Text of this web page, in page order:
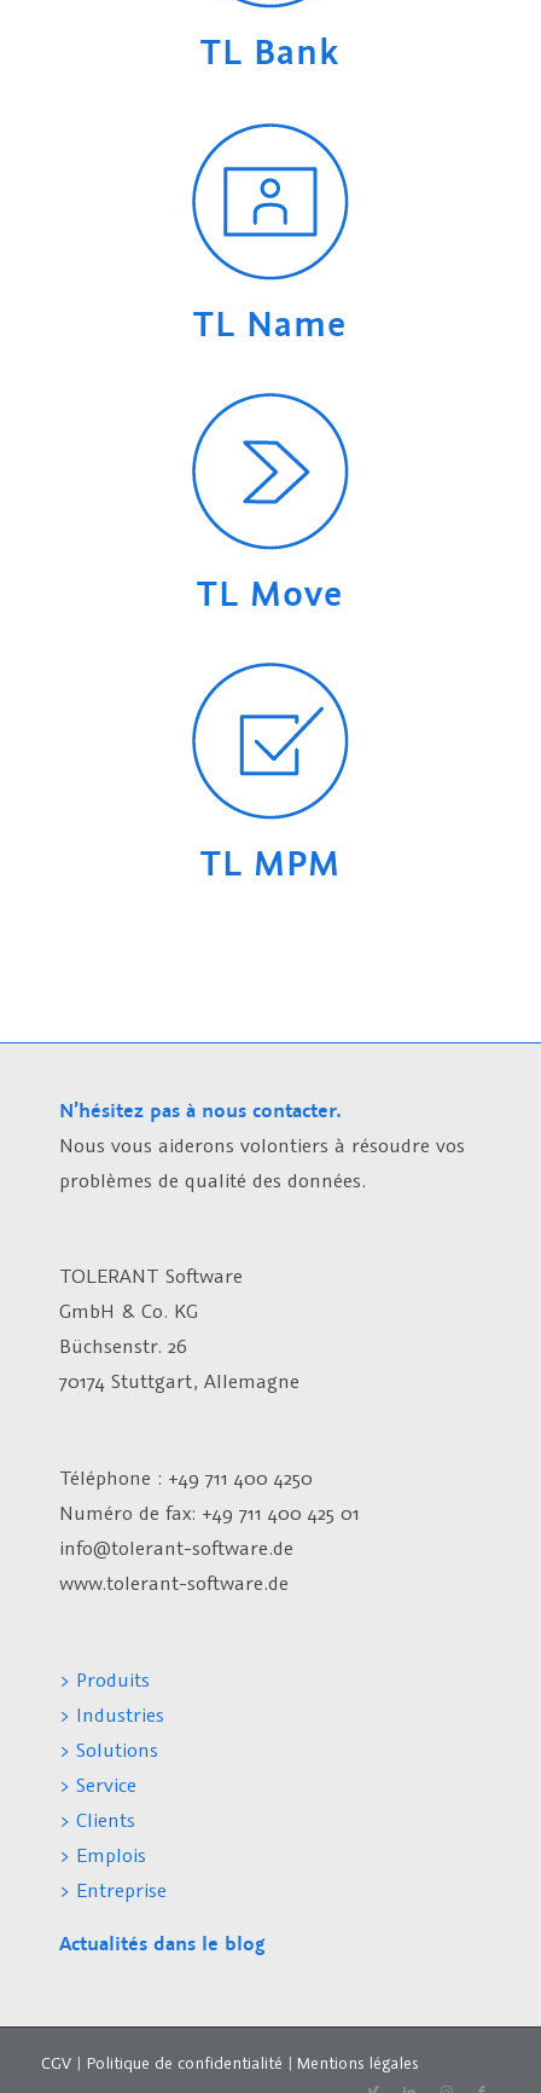
TL Bank
TL Name
TL Move
TL MPM
N’hésitez pas à nous contacter.
Nous vous aiderons volontiers à résoudre vos
problèmes de qualité des données.
TOLERANT Software
GmbH & Co. KG
Büchsenstr. 26
70174 Stuttgart, Allemagne
Téléphone : +49 711 400 4250
Numéro de fax: +49 711 400 425 01
info@tolerant-software.de
www.tolerant-software.de
> Produits
> Industries
> Solutions
> Service
> Clients
> Emplois
> Entreprise
Actualités dans le blog
CGV| Politique de confidentialité | Mentions légales